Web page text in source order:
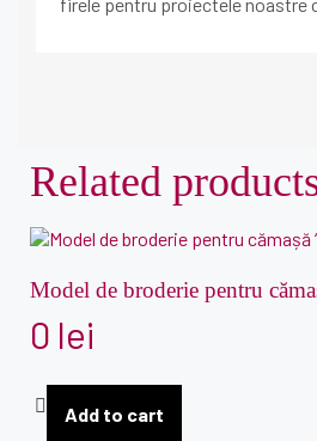
Related
Model de broderie pentru
0 lei
Add to cart